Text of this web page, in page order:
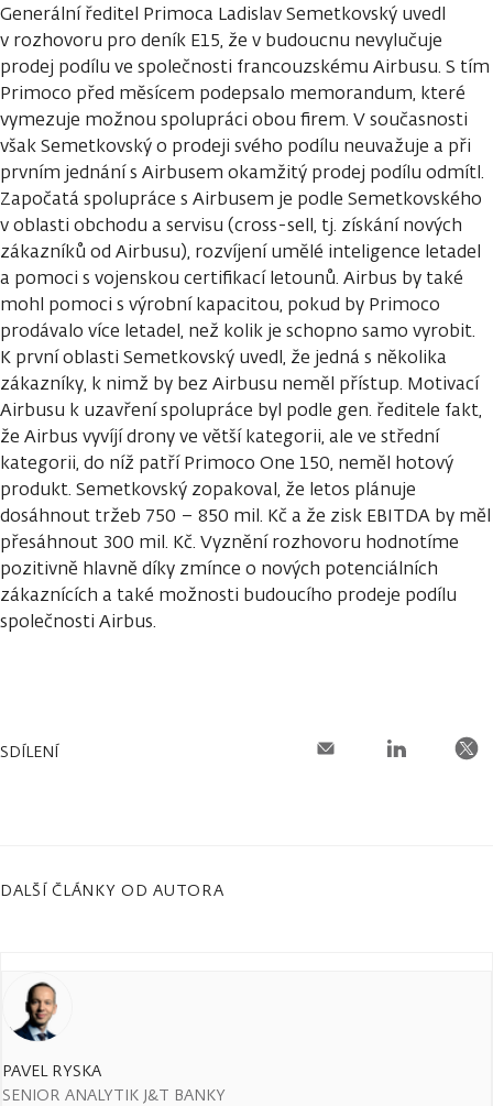
Generální ředitel Primoca Ladislav Semetkovský uvedl
v rozhovoru pro deník E15, že v budoucnu nevylučuje
prodej podílu ve společnosti francouzskému Airbusu. S tím
Primoco před měsícem podepsalo memorandum, které
vymezuje možnou spolupráci obou firem. V současnosti
však Semetkovský o prodeji svého podílu neuvažuje a při
prvním jednání s Airbusem okamžitý prodej podílu odmítl.
Započatá spolupráce s Airbusem je podle Semetkovského
v oblasti obchodu a servisu (cross-sell, tj. získání nových
zákazníků od Airbusu), rozvíjení umělé inteligence letadel
a pomoci s vojenskou certifikací letounů. Airbus by také
mohl pomoci s výrobní kapacitou, pokud by Primoco
prodávalo více letadel, než kolik je schopno samo vyrobit.
K první oblasti Semetkovský uvedl, že jedná s několika
zákazníky, k nimž by bez Airbusu neměl přístup. Motivací
Airbusu k uzavření spolupráce byl podle gen. ředitele fakt,
že Airbus vyvíjí drony ve větší kategorii, ale ve střední
kategorii, do níž patří Primoco One 150, neměl hotový
produkt. Semetkovský zopakoval, že letos plánuje
dosáhnout tržeb 750 – 850 mil. Kč a že zisk EBITDA by měl
přesáhnout 300 mil. Kč. Vyznění rozhovoru hodnotíme
pozitivně hlavně díky zmínce o nových potenciálních
zákaznících a také možnosti budoucího prodeje podílu
společnosti Airbus.
SDÍLENÍ
DALŠÍ ČLÁNKY OD AUTORA
PAVEL RYSKA
SENIOR ANALYTIK J&T BANKY